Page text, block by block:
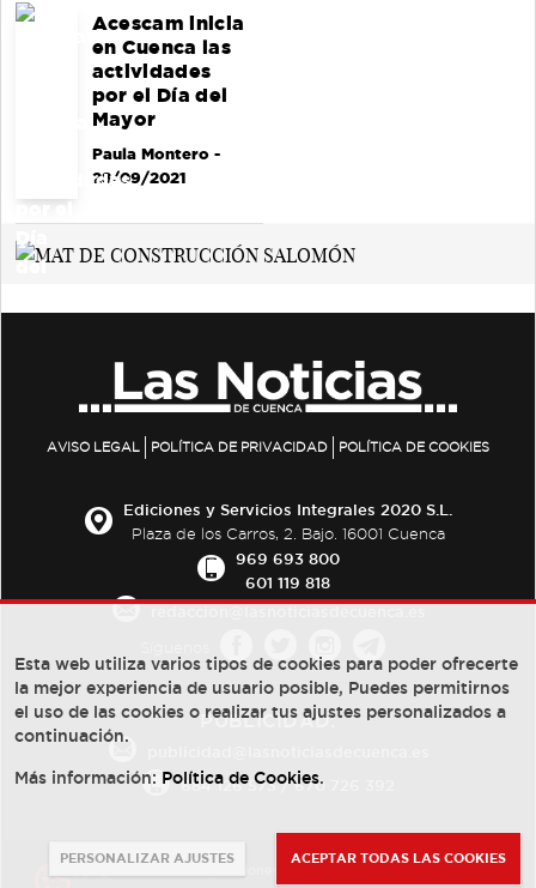
Acescam inicia
en Cuenca las
actividades
por el Día del
Mayor
Paula Montero-
28/09/2021
AVISO LEGAL POLÍTICA DE PRIVACIDAD POLÍTICA DE COOKIES
Ediciones y Servicios Integrales 2020 S.L.
Plaza de los Carros, 2. Bajo. 16001 Cuenca
969 693 800
601 119 818
PUBLICIDAD:
684 126 573/670 726 392
Esta web utiliza varios tipos de cookies para poder ofrecerte
la mejor experiencia de usuario posible, Puedes permitirnos
el uso de las cookies o realizar tus ajustes personalizados a
continuación.
Más información: Política de Cookies.
PERSONALIZAR AJUSTES ACEPTAR TODAS LAS COOKIES